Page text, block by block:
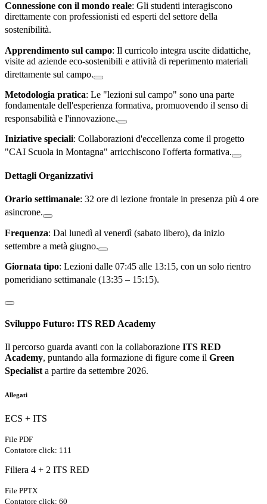
Connessione con il mondo reale: Gli studenti interagiscono
direttamente con professionisti ed esperti del settore della
sostenibilità.
Apprendimento sul campo: Il curricolo integra uscite didattiche,
visite ad aziende eco-sostenibili e attività di reperimento materiali
direttamente sul campo.
Metodologia pratica: Le "lezioni sul campo" sono una parte
fondamentale dell'esperienza formativa, promuovendo il senso di
responsabilità e l'innovazione.
Iniziative speciali: Collaborazioni d'eccellenza come il progetto
"CAI Scuola in Montagna" arricchiscono l'offerta formativa.
Dettagli Organizzativi
Orario settimanale: 32 ore di lezione frontale in presenza più 4 ore
asincrone.
Frequenza: Dal lunedì al venerdì (sabato libero), da inizio
settembre a metà giugno.
Giornata tipo: Lezioni dalle 07:45 alle 13:15, con un solo rientro
pomeridiano settimanale (13:35 – 15:15).
Sviluppo Futuro: ITS RED Academy
Il percorso guarda avanti con la collaborazione ITS RED
Academy, puntando alla formazione di figure come il Green
Specialist a partire da settembre 2026.
Allegati
ECS + ITS
File PDF
Contatore click: 111
Filiera 4 + 2 ITS RED
File PPTX
Contatore click: 60